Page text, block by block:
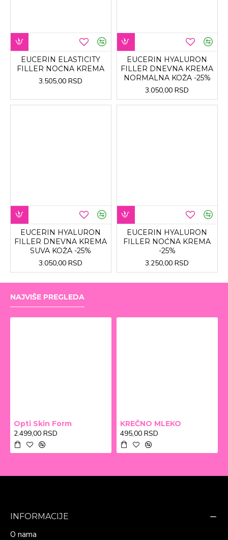
EUCERIN ELASTICITY
FILLER NOĆNA KREMA
3.505,00 RSD
EUCERIN HYALURON
FILLER DNEVNA KREMA
NORMALNA KOŽA -25%
3.050,00 RSD
EUCERIN HYALURON
FILLER DNEVNA KREMA
SUVA KOŽA -25%
3.050,00 RSD
EUCERIN HYALURON
FILLER NOĆNA KREMA
-25%
3.250,00 RSD
NAJVIŠE PREGLEDA
Opti Skin Form
2.499,00 RSD
KREČNO MLEKO
495,00 RSD
INFORMACIJE
O nama